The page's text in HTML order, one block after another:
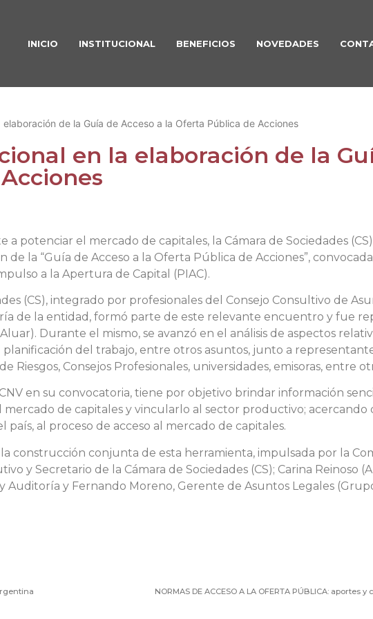
INICIO INSTITUCIONAL BENEFICIOS NOVEDADES
de la Guía de Acceso a la Oferta Pública de Acciones
en la elaboración de la
potenciar el mercado de capitales, la Cámara de Sociedades
la “Guía de Acceso a la Oferta Pública de Acciones”,
a la Apertura de Capital (PIAC).
(CS), integrado por profesionales del Consejo Consultivo de
de la entidad, formó parte de este relevante encuentro y fue
Durante el mismo, se avanzó en el análisis de aspectos
del trabajo, entre otros asuntos, junto a
Riesgos, Consejos Profesionales, universidades, emisoras, entre
en su convocatoria, tiene por objetivo brindar información
de capitales y vincularlo al sector productivo; acercando
país, al proceso de acceso al mercado de capitales.
construcción conjunta de esta herramienta, impulsada por la
y Secretario de la Cámara de Sociedades (CS); Carina Reinoso
Auditoría y Fernando Moreno, Gerente de Asuntos Legales